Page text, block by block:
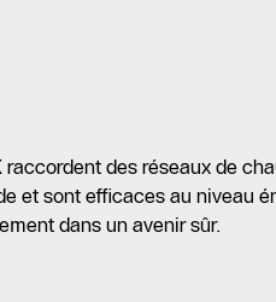
raccordent des réseaux de
et sont efficaces au niveau
dans un avenir sûr.